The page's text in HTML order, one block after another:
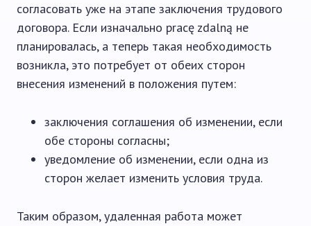
согласовать уже на этапе заключения трудового
договора. Если изначально pracę zdalną не
планировалась, а теперь такая необходимость
возникла, это потребует от обеих сторон
внесения изменений в положения путем:
заключения соглашения об изменении, если
обе стороны согласны;
уведомление об изменении, если одна из
сторон желает изменить условия труда.
Таким образом, удаленная работа может